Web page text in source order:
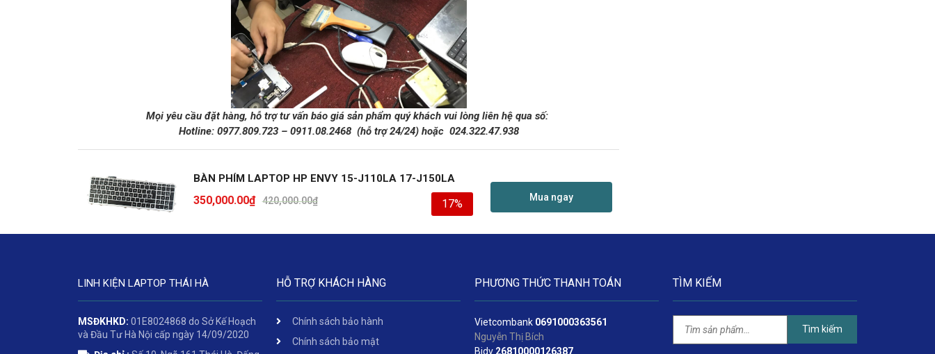
Mọi yêu cầu đặt hàng, hỗ trợ tư vấn báo giá sản phẩm quý khách vui lòng liên hệ qua số:
Hotline: 0977.809.723– 0911.08.2468 (hỗ trợ 24/24)hoặc024.322.47.938
BÀN PHÍM LAPTOP HP ENVY 15-J110LA 17-J150LA
420,000.00₫
350,000.00₫ 17% Mua ngay
LINH KIỆN LAPTOP THÁI HÀ
MSĐKHKD: 01E8024868 do Sở Kế Hoạch
và Đầu Tư Hà Nội cấp ngày 14/09/2020
HỖ TRỢ KHÁCH HÀNG
Chính sách bảo hành
Chính sách bảo mật
PHƯƠNG THỨC THANH TOÁN
Vietcombank 0691000363561
Nguyễn Thị Bích
Bidv 26810000126387
TÌM KIẾM
Tìm kiếm